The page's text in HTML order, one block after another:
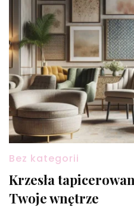
Bez kategorii
Krzesła
Twoje wnętrze